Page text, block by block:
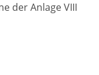
der Anlage VIII